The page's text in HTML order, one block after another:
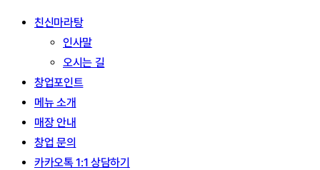
Menu
친신마라탕
인사말
오시는 길
창업포인트
메뉴 소개
매장 안내
창업 문의
카카오톡 1:1 상담하기